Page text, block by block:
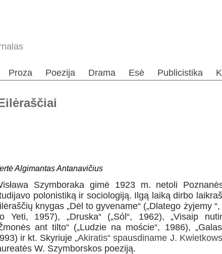
Proza Poezija Drama Esė Publicistika
Algimantas Antanavičius
Szymboraka gimė 1923 m. netoli
polonistiką ir sociologiją. Ilgą laiką dirbo
knygas „Dėl to gyvename“ („Dlatego żyjemy
Yeti, 1957), „Druska“ („Sól“, 1962), „Visaip
ant tilto“ („Ludzie na moście“, 1986),
ir kt. Skyriuje„Akiratis“ spausdiname J.
W. Szymborskos poeziją.